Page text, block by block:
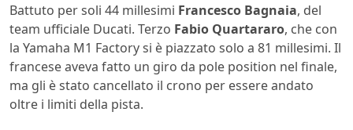
Battuto per soli 44 millesimi Francesco Bagnaia, del
team ufficiale Ducati. Terzo Fabio Quartararo, che con
la Yamaha M1 Factory si è piazzato solo a 81 millesimi. Il
francese aveva fatto un giro da pole position nel finale,
ma gli è stato cancellato il crono per essere andato
oltre i limiti della pista.